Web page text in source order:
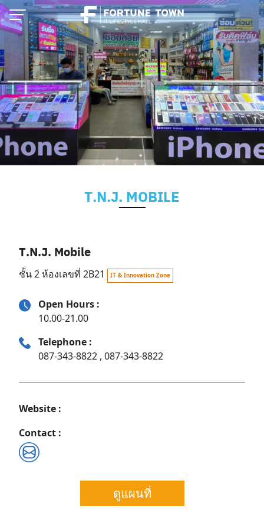
Skip
to
content
T.N.J. MOBILE
T.N.J. Mobile
ชั้น 2 ห้องเลขที่ 2B21 IT & Innovation Zone
Open Hours :
10.00-21.00
Telephone :
087-343-8822 , 087-343-8822
Website :
Contact :
ดูแผนที่